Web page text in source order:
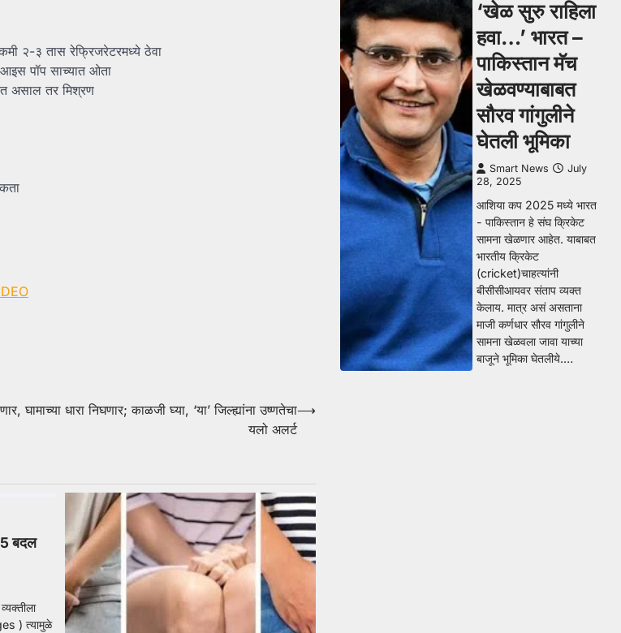
२-३ तास ​​रेफ्रिजरेटरमध्ये ठेवा
पॉप साच्यात ओता
असाल तर मिश्रण
घामाच्या धारा निघणार; काळजी घ्या, ‘या’ जिल्ह्यांना उष्णतेचा
यलो अलर्ट
⟶
5 बदल
) त्यामुळे
‘खेळ सुरु राहिला
हवा…’ भारत –
पाकिस्तान मॅच
खेळवण्याबाबत
सौरव गांगुलीने
घेतली भूमिका
Smart News
July
28, 2025
आशिया कप 2025 मध्ये भारत
- पाकिस्तान हे संघ क्रिकेट
सामना खेळणार आहेत. याबाबत
भारतीय क्रिकेट
(cricket)चाहत्यांनी
बीसीसीआयवर संताप व्यक्त
केलाय. मात्र असं असताना
माजी कर्णधार सौरव गांगुलीने
सामना खेळवला जावा याच्या
बाजूने भूमिका घेतलीये.…